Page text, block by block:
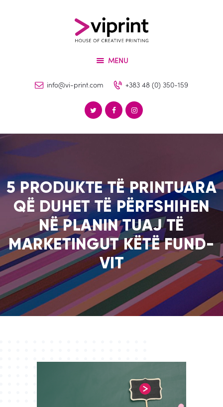
MENU
info@vi-print.com +383 48 (0) 350-159
5 PRODUKTE TË PRINTUARA
QË DUHET TË PËRFSHIHEN
NË PLANIN TUAJ TË
MARKETINGUT KËTË FUND-
VIT
VIPRINT
Shërbimet
Produktet
Lajme